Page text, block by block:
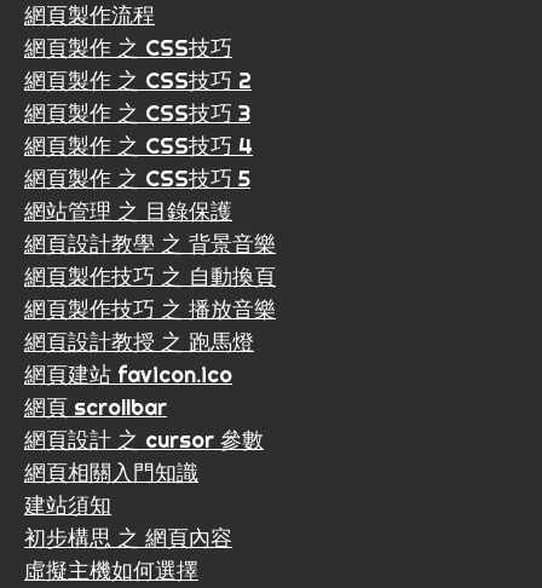
網頁製作流程
網頁製作 之 CSS技巧
網頁製作 之 CSS技巧 2
網頁製作 之 CSS技巧 3
網頁製作 之 CSS技巧 4
網頁製作 之 CSS技巧 5
網站管理 之 目錄保護
網頁設計教學 之 背景音樂
網頁製作技巧 之 自動換頁
網頁製作技巧 之 播放音樂
網頁設計教授 之 跑馬燈
網頁建站 favicon.ico
網頁 scrollbar
網頁設計 之 cursor 參數
網頁相關入門知識
建站須知
初步構思 之 網頁內容
虛擬主機如何選擇